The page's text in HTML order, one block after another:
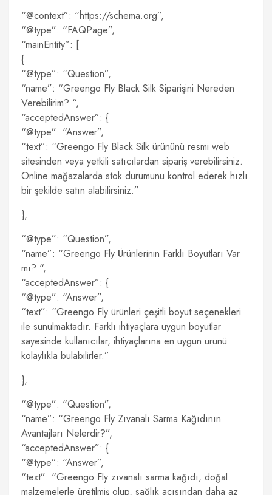
“@context”: “https://schema.org”,
“@type”: “FAQPage”,
“mainEntity”: [
{
“@type”: “Question”,
“name”: “Greengo Fly Black Silk Siparişini Nereden
Verebilirim? “,
“acceptedAnswer”: {
“@type”: “Answer”,
“text”: “Greengo Fly Black Silk ürününü resmi web
sitesinden veya yetkili satıcılardan sipariş verebilirsiniz.
Online mağazalarda stok durumunu kontrol ederek hızlı
bir şekilde satın alabilirsiniz.”
},
“@type”: “Question”,
“name”: “Greengo Fly Ürünlerinin Farklı Boyutları Var
mı? “,
“acceptedAnswer”: {
“@type”: “Answer”,
“text”: “Greengo Fly ürünleri çeşitli boyut seçenekleri
ile sunulmaktadır. Farklı ihtiyaçlara uygun boyutlar
sayesinde kullanıcılar, ihtiyaçlarına en uygun ürünü
kolaylıkla bulabilirler.”
},
“@type”: “Question”,
“name”: “Greengo Fly Zıvanalı Sarma Kağıdının
Avantajları Nelerdir?”,
“acceptedAnswer”: {
“@type”: “Answer”,
“text”: “Greengo Fly zıvanalı sarma kağıdı, doğal
malzemelerle üretilmiş olup, sağlık açısından daha az